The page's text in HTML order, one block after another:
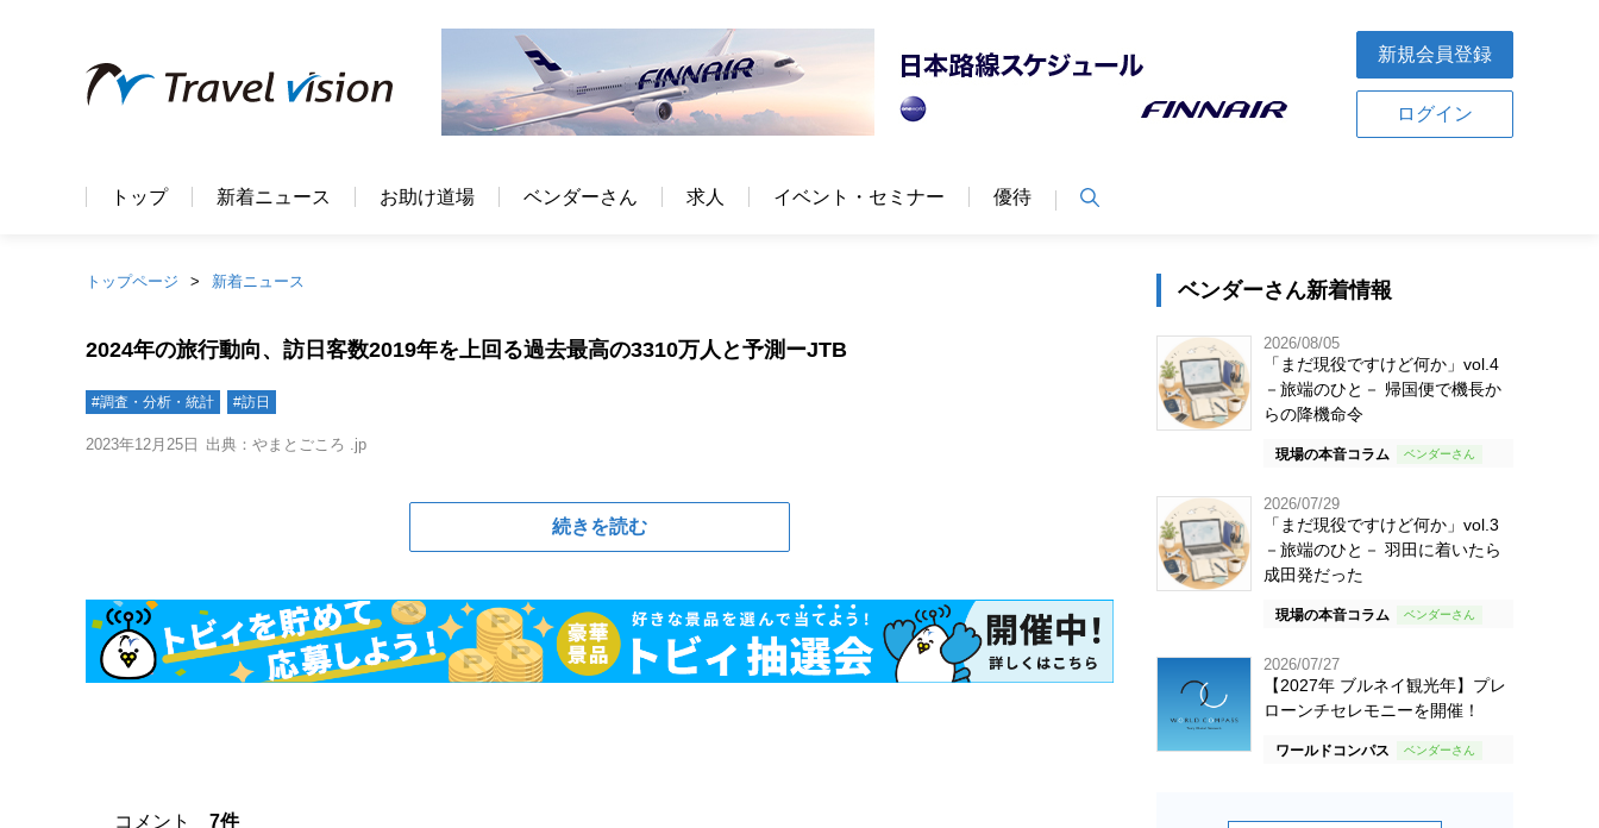
新規会員登録
ログイン
トップ 新着ニュース お助け道場 ベンダーさん 求人 イベント・セミナー 優待
トップページ 新着ニュース
2024年の旅行動向、訪日客数2019年を上回る過去最高の3310万人と予測ーJTB
#調査・分析・統計 #訪日
2023年12月25日 出典：やまとごころ .jp
続きを読む
コメント 7件
ベンダーさん新着情報
2026/08/05
「まだ現役ですけど何か」vol.4
－旅端のひと－ 帰国便で機長か
らの降機命令
現場の本音コラム
2026/07/29
「まだ現役ですけど何か」vol.3
－旅端のひと－ 羽田に着いたら
成田発だった
現場の本音コラム
2026/07/27
【2027年 ブルネイ観光年】プレ
ローンチセレモニーを開催！
ワールドコンパス